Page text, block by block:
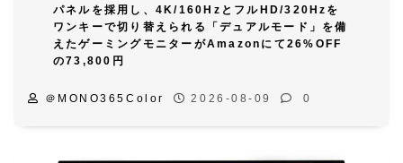
パネルを採用し、4K/160HzとフルHD/320Hzを
ワンキーで切り替えられる「デュアルモード」を備
えたゲーミングモニターがAmazonにて26%OFF
の73,800円
＠MONO365Color 2026-08-09 0